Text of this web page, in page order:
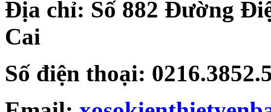
Địa chỉ: Số 882 Đường
Cai
Số điện thoại: